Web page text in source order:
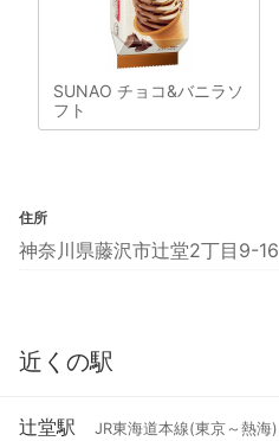
SUNAO チョコ&バニラソ
フト
住所
神奈川県藤沢市辻堂2丁目9-16
近くの駅
辻堂駅 JR東海道本線(東京～熱海)